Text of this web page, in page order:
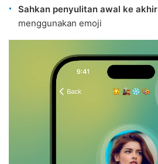
Sahkan penyulitan awal ke akhir
menggunakan emoji